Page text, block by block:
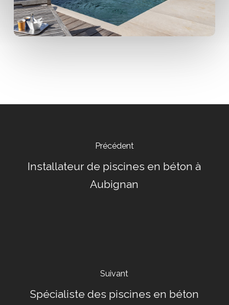
Précédent
Installateur de piscines en béton à
Aubignan
Suivant
Spécialiste des piscines en béton